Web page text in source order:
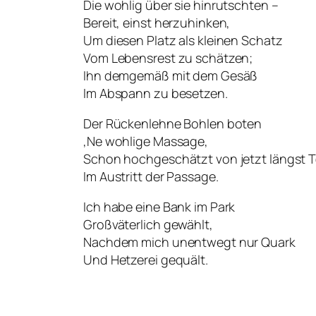
Die wohlig über sie hinrutschten –
Bereit, einst herzuhinken,
Um diesen Platz als kleinen Schatz
Vom Lebensrest zu schätzen;
Ihn demgemäß mit dem Gesäß
Im Abspann zu besetzen.
Der Rückenlehne Bohlen boten
‚Ne wohlige Massage,
Schon hochgeschätzt von jetzt längst
Im Austritt der Passage.
Ich habe eine Bank im Park
Großväterlich gewählt,
Nachdem mich unentwegt nur Quark
Und Hetzerei gequält.